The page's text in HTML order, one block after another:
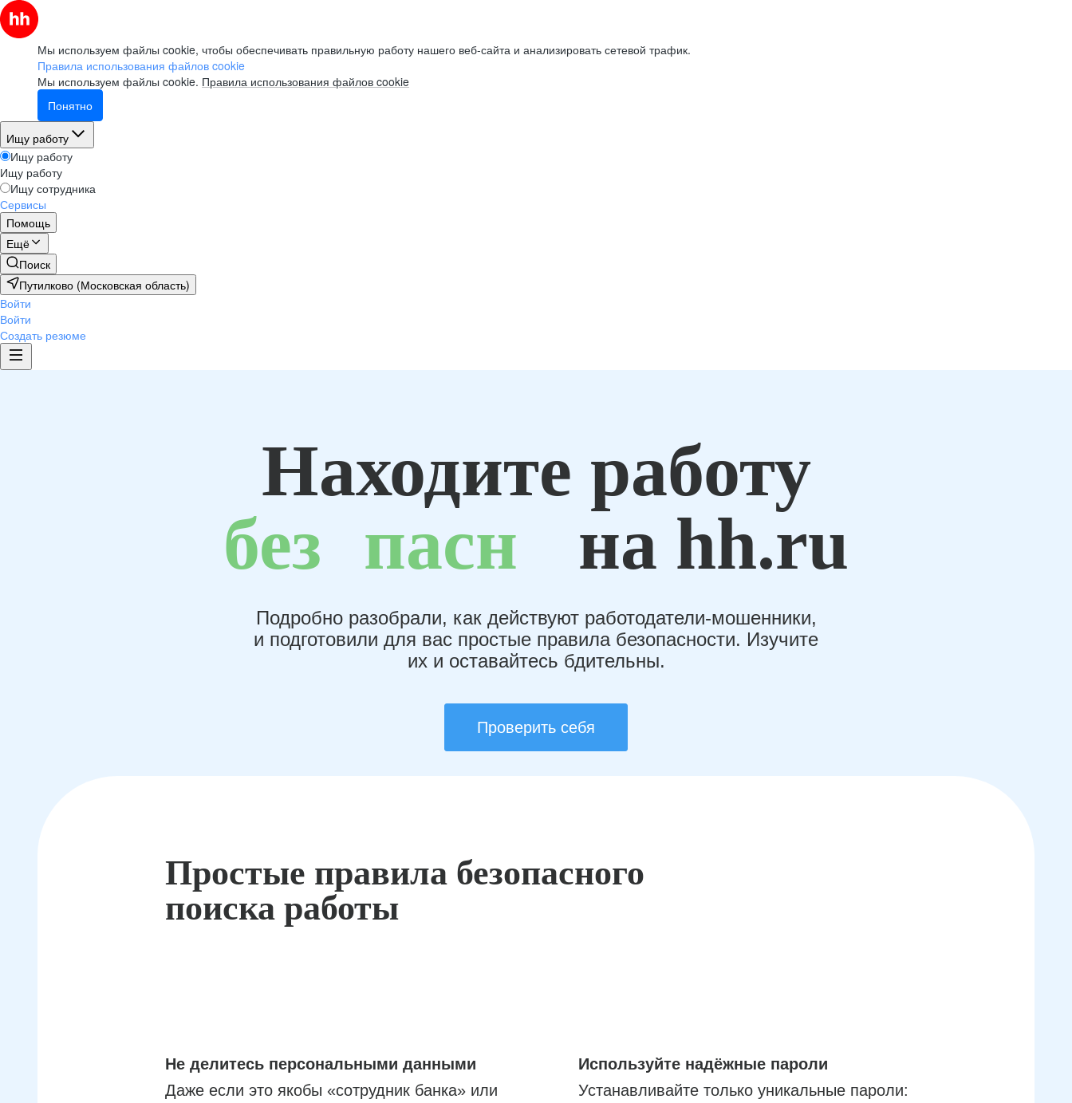
Мы используем файлы cookie, чтобы обеспечивать правильную работу нашего веб-сайта и анализировать сетевой трафик.
Правила использования файлов cookie
Мы используем файлы cookie. Правила использования файлов cookie
Понятно
Ищу работу
Ищу работу
Ищу работу
Ищу сотрудника
Сервисы
Помощь
Ещё
Поиск
Путилково (Московская область)
Войти
Войти
Создать резюме
Находите работу
без пасн на hh.ru
Подробно разобрали, как действуют работодатели-мошенники,
и подготовили для вас простые правила безопасности. Изучите
их и оставайтесь бдительны.
Проверить себя
Простые правила безопасного
поиска работы
Не делитесь персональными данными
Даже если это якобы «сотрудник банка» или
Используйте надёжные пароли
Устанавливайте только уникальные пароли: